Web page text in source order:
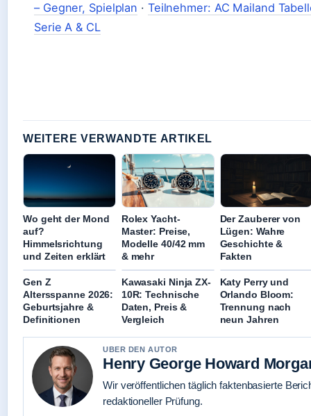
– Gegner, Spielplan · Teilnehmer: AC Mailand
Serie A & CL
WEITERE VERWANDTE ARTIKEL
Wo geht der Mond
auf?
Himmelsrichtung
und Zeiten erklärt
Rolex Yacht-
Master: Preise,
Modelle 40/42 mm
& mehr
Der Zauberer von
Lügen: Wahre
Geschichte &
Fakten
Gen Z
Altersspanne 2026:
Geburtsjahre &
Definitionen
Kawasaki Ninja ZX-
10R: Technische
Daten, Preis &
Vergleich
Katy Perry und
Orlando Bloom:
Trennung nach
neun Jahren
UBER DEN AUTOR
Henry George Howard
Wir veröffentlichen täglich faktenbasierte
redaktioneller Prüfung.